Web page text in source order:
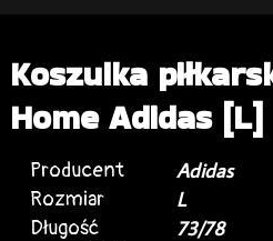
Koszulka
Home Adidas [L]
Producent
Adidas
Rozmiar
L
Długość
73/78